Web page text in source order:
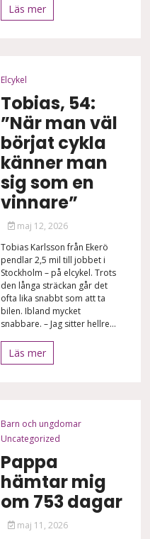
Läs mer
Elcykel
Tobias, 54:
”När man väl
börjat cykla
känner man
sig som en
vinnare”
maj 12, 2026
Tobias Karlsson från Ekerö
pendlar 2,5 mil till jobbet i
Stockholm – på elcykel. Trots
den långa sträckan går det
ofta lika snabbt som att ta
bilen. Ibland mycket
snabbare. – Jag sitter hellre...
Läs mer
Barn och ungdomar
Uncategorized
Pappa
hämtar mig
om 753 dagar
maj 11, 2026